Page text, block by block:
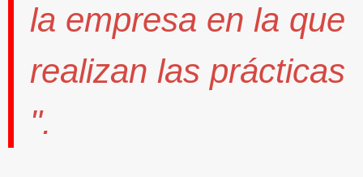
la empresa en la que
realizan las prácticas
".